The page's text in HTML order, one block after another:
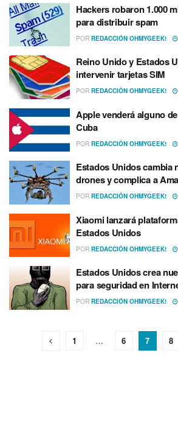
Hackers robaron 1.000
para distribuir spam
POR REDACCIÓN OHMYGEEK!
Reino Unido y Estados
intervenir tarjetas SIM
POR REDACCIÓN OHMYGEEK!
Apple venderá alguno
Cuba
POR REDACCIÓN OHMYGEEK!
Estados Unidos cambia
drones y complica a
POR REDACCIÓN OHMYGEEK!
Xiaomi lanzará
Estados Unidos
POR REDACCIÓN OHMYGEEK!
Estados Unidos crea
para seguridad en
POR REDACCIÓN OHMYGEEK!
1 … 6 7 8